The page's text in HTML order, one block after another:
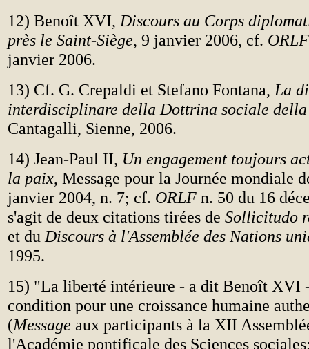
12) Benoît XVI, Discours au Corps
près le Saint-Siège, 9 janvier 2006, cf. ORLF
janvier 2006.
13) Cf. G. Crepaldi et Stefano Fontana, La
interdisciplinare della Dottrina sociale della
Cantagalli, Sienne, 2006.
14) Jean-Paul II, Un engagement toujours
la paix, Message pour la Journée mondiale
janvier 2004, n. 7; cf. ORLF n. 50 du 16
s'agit de deux citations tirées de Sollicitudo
et du Discours à l'Assemblée des Nations
1995.
15) "La liberté intérieure - a dit Benoît XVI
condition pour une croissance humaine
(Message aux participants à la XII
l'Académie pontificale des Sciences